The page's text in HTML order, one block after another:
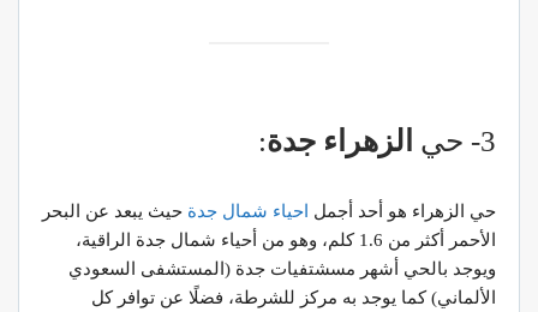
3- حي الزهراء جدة:
حي الزهراء هو أحد أجمل احياء شمال جدة حيث يبعد عن البحر
الأحمر أكثر من 1.6 كلم، وهو من أحياء شمال جدة الراقية،
ويوجد بالحي أشهر مسشتفيات جدة (المستشفى السعودي
الألماني) كما يوجد به مركز للشرطة، فضلًا عن توافر كل